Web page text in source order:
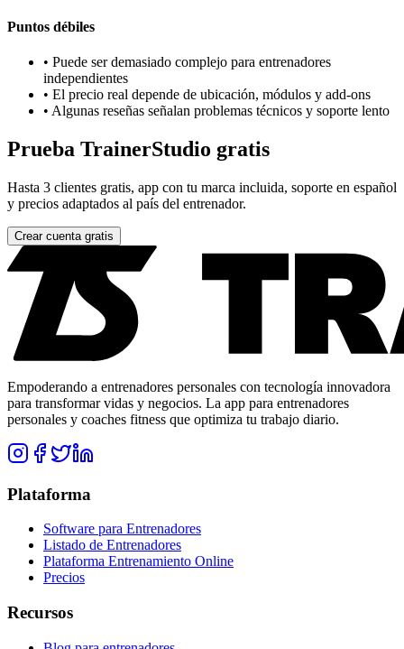
Puntos débiles
• Puede ser demasiado complejo para entrenadores
independientes
• El precio real depende de ubicación, módulos y add-ons
• Algunas reseñas señalan problemas técnicos y soporte lento
Prueba TrainerStudio gratis
Hasta 3 clientes gratis, app con tu marca incluida, soporte en español
y precios adaptados al país del entrenador.
Crear cuenta gratis
Empoderando a entrenadores personales con tecnología innovadora
para transformar vidas y negocios. La app para entrenadores
personales y coaches fitness que optimiza tu trabajo diario.
Plataforma
Software para Entrenadores
Listado de Entrenadores
Plataforma Entrenamiento Online
Precios
Recursos